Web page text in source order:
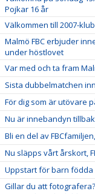
Pojkar 16 år
Välkommen till 2007-
Malmö FBC erbjuder
under höstlovet
Var med och ta fram
Sista dubbelmatchen
För dig som är utövare
Nu är innebandyn
Bli en del av
Nu släpps vårt årskort,
Uppstart för barn födda
Gillar du att